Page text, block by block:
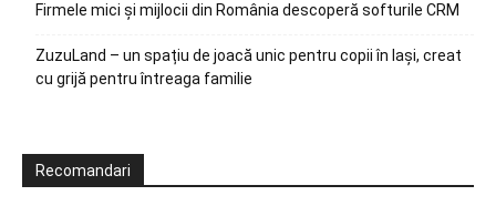
Firmele mici și mijlocii din România descoperă softurile CRM
ZuzuLand – un spațiu de joacă unic pentru copii în Iași, creat
cu grijă pentru întreaga familie
Recomandari